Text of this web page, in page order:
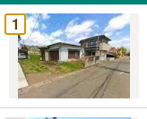
受
け
取
る
・
条
1